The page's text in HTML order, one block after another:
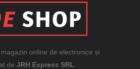
online de electronice și
de JRH Express SRL